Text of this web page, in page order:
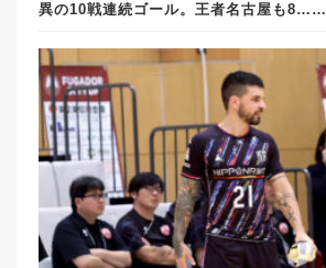
異の10戦連続ゴール。王者名古屋も8……